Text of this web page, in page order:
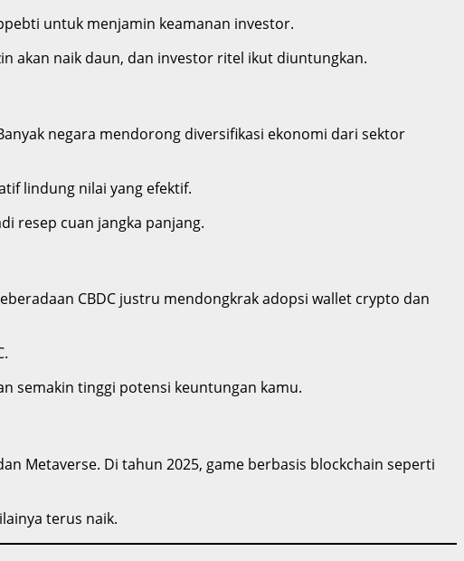
untuk menjamin keamanan investor.
akan naik daun, dan investor ritel ikut diuntungkan.
negara mendorong diversifikasi ekonomi dari sektor
lindung nilai yang efektif.
resep cuan jangka panjang.
CBDC justru mendongkrak adopsi wallet crypto dan
semakin tinggi potensi keuntungan kamu.
Metaverse. Di tahun 2025, game berbasis blockchain seperti
terus naik.